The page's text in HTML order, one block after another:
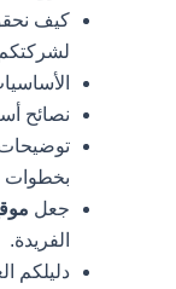
كيف
لشركتكم.
نصائح
بخطوات
جعل
الفريدة.
دليلكم